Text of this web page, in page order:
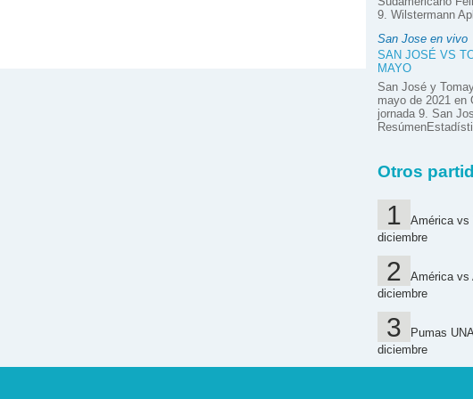
9. Wilstermann
San Jose en vivo
SAN JOSÉ VS
MAYO
San José y
mayo de 2021 en
jornada 9. San
Otros
América vs
diciembre
América vs
diciembre
Pumas
diciembre